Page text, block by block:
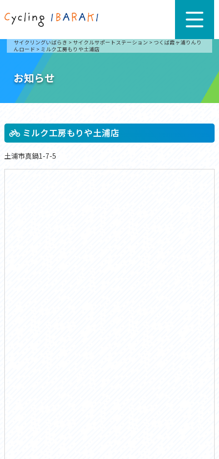
サイクリングいばらき > サイクルサポートステーション > つくば霞ヶ浦りんり
んロード > ミルク工房もりや土浦店
お知らせ
ミルク工房もりや土浦店
土浦市真鍋1-7-5